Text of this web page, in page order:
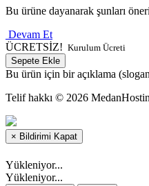
Bu ürüne dayanarak şunları
Devam Et
ÜCRETSİZ! Kurulum Ücreti
Sepete Ekle
Bu ürün için bir açıklama
Telif hakkı © 2026
× Bildirimi Kapat
Yükleniyor...
Yükleniyor...